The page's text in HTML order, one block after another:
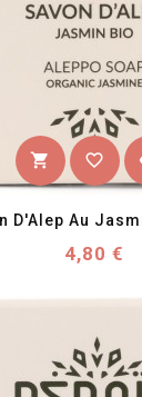
shopping_cart favorite_border
D'Alep Au
Prix
4,80 €